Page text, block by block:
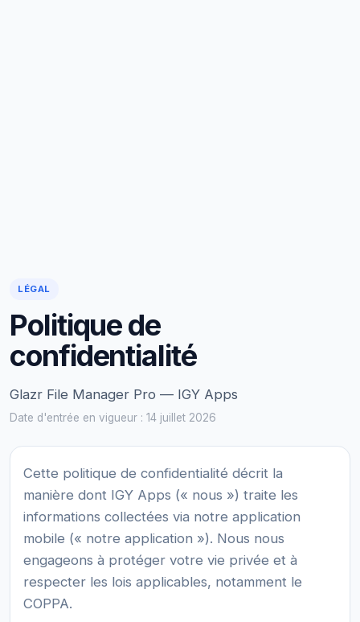
LÉGAL
Politique de
confidentialité
Glazr File Manager Pro — IGY Apps
Date d'entrée en vigueur : 14 juillet 2026
Cette politique de confidentialité décrit la
manière dont IGY Apps (« nous ») traite les
informations collectées via notre application
mobile (« notre application »). Nous nous
engageons à protéger votre vie privée et à
respecter les lois applicables, notamment le
COPPA.